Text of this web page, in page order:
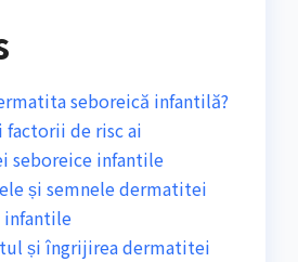
seboreică infantilă?
factorii de risc ai
seboreice infantile
și semnele dermatitei
infantile
și îngrijirea dermatitei